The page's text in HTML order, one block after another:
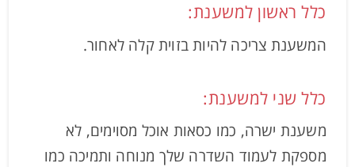
כלל ראשון למשענת:
המשענת צריכה להיות בזוית קלה לאחור.
כלל שני למשענת:
משענת ישרה, כמו כסאות אוכל מסוימים, לא
מספקת לעמוד השדרה שלך מנוחה ותמיכה כמו